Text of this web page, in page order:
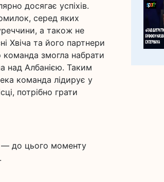
досягає успіхів.
серед яких
а також не
Хвіча та його партнери
змогла набрати
над Албанією. Таким
команда лідирує у
потрібно грати
— до цього моменту